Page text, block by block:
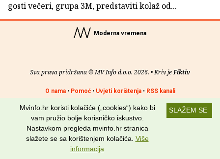
gosti večeri, grupa 3M, predstaviti kolaž od...
Moderna vremena
Sva prava pridržana © MV Info d.o.o. 2026. • Kriv jeFiktiv
O nama• Pomoć• Uvjeti korištenja• RSS kanali
Potraži nas na: SLAŽEM SE
Mvinfo.hr koristi kolačiće („cookies“) kako bi
vam pružio bolje korisničko iskustvo.
Nastavkom pregleda mvinfo.hr stranica
slažete se sa korištenjem kolačića. Više
informacija